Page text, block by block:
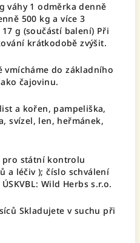
váhy 1 odměrka denně
500 kg a více 3
g (součástí balení) Při
krátkodobě zvýšit.
vmícháme do základního
čajovinu.
a kořen, pampeliška,
svízel, len, heřmánek,
pro státní kontrolu
a léčiv ); číslo schválení
Wild Herbs s.r.o.
Skladujete v suchu při